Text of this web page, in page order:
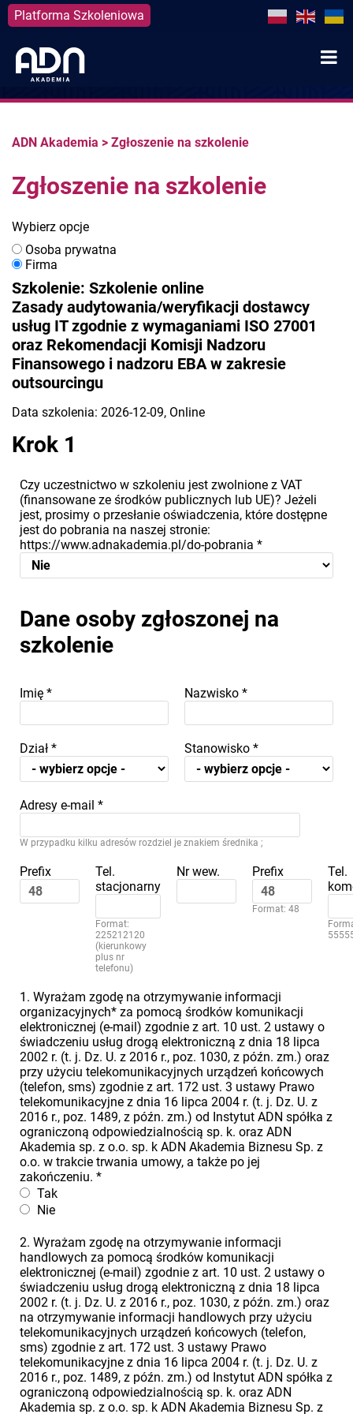
Platforma Szkoleniowa
content
ADN Akademia > Zgłoszenie na szkolenie
Zgłoszenie na szkolenie
Wybierz opcje
Osoba prywatna
Firma
Szkolenie: Szkolenie online
Zasady audytowania/weryfikacji dostawcy
usług IT zgodnie z wymaganiami ISO 27001
oraz Rekomendacji Komisji Nadzoru
Finansowego i nadzoru EBA w zakresie
outsourcingu
Data szkolenia: 2026-12-09, Online
Krok 1
Czy uczestnictwo w szkoleniu jest zwolnione z VAT
(finansowane ze środków publicznych lub UE)? Jeżeli
jest, prosimy o przesłanie oświadczenia, które dostępne
jest do pobrania na naszej stronie:
https://www.adnakademia.pl/do-pobrania *
Dane osoby zgłoszonej na
szkolenie
Imię * Nazwisko *
Dział * Stanowisko *
Adresy e-mail *
W przypadku kilku adresów rozdziel je znakiem średnika ;
Prefix
Tel.
stacjonarny
Format:
225212120
(kierunkowy
plus nr
telefonu)
Nr wew. Prefix
Format: 48
Tel.
1. Wyrażam zgodę na otrzymywanie informacji
organizacyjnych* za pomocą środków komunikacji
elektronicznej (e-mail) zgodnie z art. 10 ust. 2 ustawy o
świadczeniu usług drogą elektroniczną z dnia 18 lipca
2002 r. (t. j. Dz. U. z 2016 r., poz. 1030, z późn. zm.) oraz
przy użyciu telekomunikacyjnych urządzeń końcowych
(telefon, sms) zgodnie z art. 172 ust. 3 ustawy Prawo
telekomunikacyjne z dnia 16 lipca 2004 r. (t. j. Dz. U. z
2016 r., poz. 1489, z późn. zm.) od Instytut ADN spółka z
ograniczoną odpowiedzialnością sp. k. oraz ADN
Akademia sp. z o.o. sp. k ADN Akademia Biznesu Sp. z
o.o. w trakcie trwania umowy, a także po jej
zakończeniu. *
Tak
Nie
2. Wyrażam zgodę na otrzymywanie informacji
handlowych za pomocą środków komunikacji
elektronicznej (e-mail) zgodnie z art. 10 ust. 2 ustawy o
świadczeniu usług drogą elektroniczną z dnia 18 lipca
2002 r. (t. j. Dz. U. z 2016 r., poz. 1030, z późn. zm.) oraz
na otrzymywanie informacji handlowych przy użyciu
telekomunikacyjnych urządzeń końcowych (telefon,
sms) zgodnie z art. 172 ust. 3 ustawy Prawo
telekomunikacyjne z dnia 16 lipca 2004 r. (t. j. Dz. U. z
2016 r., poz. 1489, z późn. zm.) od Instytut ADN spółka z
ograniczoną odpowiedzialnością sp. k. oraz ADN
Akademia sp. z o.o. sp. k ADN Akademia Biznesu Sp. z